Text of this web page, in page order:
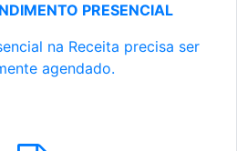
PRESENCIAL
na Receita precisa ser
agendado.